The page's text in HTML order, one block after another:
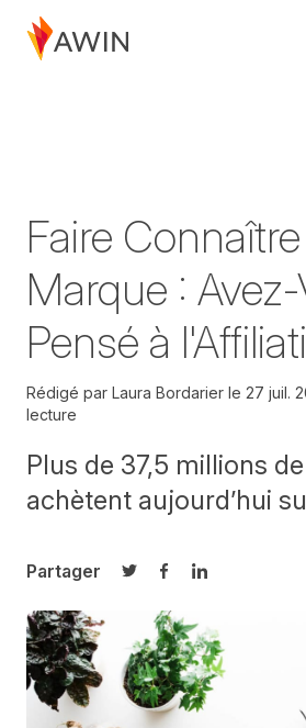
Faire
Marque :
Pensé à
Rédigé par Laura Bordarier le 27 juil.
lecture
Plus de 37,5 millions
achètent aujourd’hui
Partager
Partager sur Twitter
Partager sur
Partager sur